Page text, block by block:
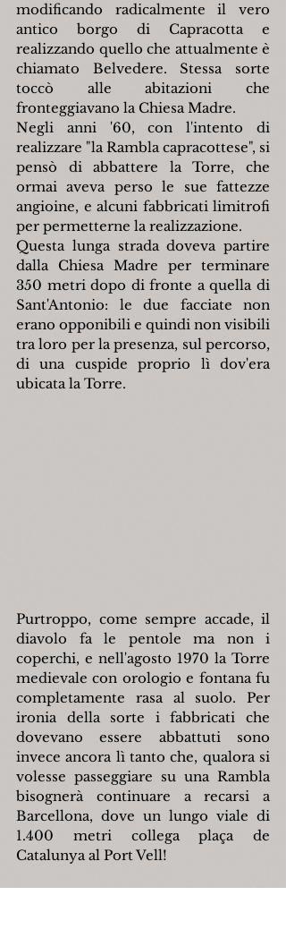
modificando radicalmente il vero
antico borgo di Capracotta e
realizzando quello che attualmente è
chiamato Belvedere. Stessa sorte
toccò alle abitazioni che
fronteggiavano la Chiesa Madre.
Negli anni '60, con l'intento di
realizzare "la Rambla capracottese", si
pensò di abbattere la Torre, che
ormai aveva perso le sue fattezze
angioine, e alcuni fabbricati limitrofi
per permetterne la realizzazione.
Questa lunga strada doveva partire
dalla Chiesa Madre per terminare
350 metri dopo di fronte a quella di
Sant'Antonio: le due facciate non
erano opponibili e quindi non visibili
tra loro per la presenza, sul percorso,
di una cuspide proprio lì dov'era
ubicata la Torre.
Purtroppo, come sempre accade, il
diavolo fa le pentole ma non i
coperchi, e nell'agosto 1970 la Torre
medievale con orologio e fontana fu
completamente rasa al suolo. Per
ironia della sorte i fabbricati che
dovevano essere abbattuti sono
invece ancora lì tanto che, qualora si
volesse passeggiare su una Rambla
bisognerà continuare a recarsi a
Barcellona, dove un lungo viale di
1.400 metri collega plaça de
Catalunya al Port Vell!